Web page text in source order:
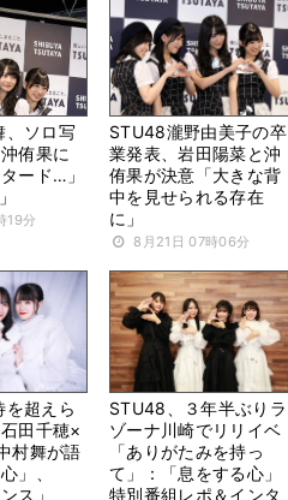
、ソロ写
侑果に
ード…」
19分
STU48瀧野由美子の卒
業発表、岩田陽菜と沖
侑果が決意「大きな背
中を見せられる存在
に」
8月21日 07時06分
超えら
田千穂×
村舞が語
」、
ス」
STU48、３年半ぶりラ
ゾーナ川崎でリリイベ
「ありがたみを持っ
て」：「息をする心」
特別番組レポ＆インタ